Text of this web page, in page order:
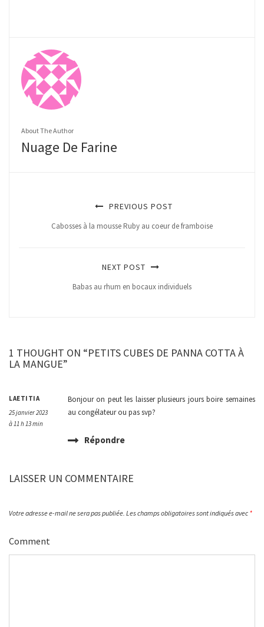
About The Author
Nuage De Farine
PREVIOUS POST
Cabosses à la mousse Ruby au coeur de framboise
NEXT POST
Babas au rhum en bocaux individuels
1 THOUGHT ON “PETITS CUBES DE PANNA COTTA À
LA MANGUE”
LAETITIA
25 janvier 2023
à 11 h 13 min
Bonjour on peut les laisser plusieurs jours boire semaines
au congélateur ou pas svp?
Répondre
LAISSER UN COMMENTAIRE
Votre adresse e-mail ne sera pas publiée. Les champs obligatoires sont indiqués avec *
Comment